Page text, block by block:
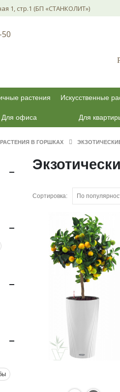
1, стр.1 (БП «СТАНКОЛИТ»)
растения Искусственные
Для офиса Для
В ГОРШКАХ
Сортировка: